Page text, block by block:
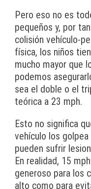
Pero eso no es
pequeños y, por
colisión vehículo-
física, los niños
mucho mayor que
podemos
sea el doble o el
teórica a 23 mph.
Esto no significa
vehículo los
pueden sufrir
En realidad, 15
generoso para los
alto como para